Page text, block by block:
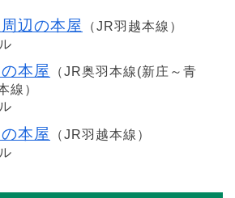
辺の本屋
（JR羽越本線）
本屋
（JR奥羽本線(新庄～青
線）
本屋
（JR羽越本線）